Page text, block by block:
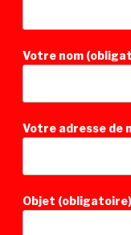
Votre nom
Votre adresse de
Objet (obligatoire)